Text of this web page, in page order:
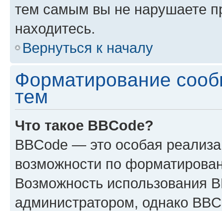
тем самым вы не нарушаете
находитесь.
Вернуться к началу
Форматирование
тем
Что такое BBCode?
BBCode — это особая
возможности по
Возможность использования
администратором, однако